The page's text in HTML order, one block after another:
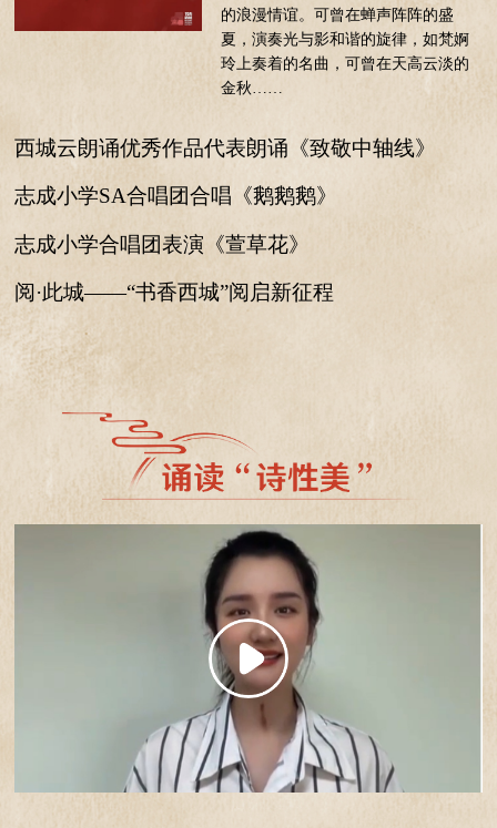
的浪漫情谊。可曾在蝉声阵阵的盛
夏，演奏光与影和谐的旋律，如梵婀
玲上奏着的名曲，可曾在天高云淡的
金秋……
西城云朗诵优秀作品代表朗诵《致敬中轴线》
志成小学SA合唱团合唱《鹅鹅鹅》
志成小学合唱团表演《萱草花》
阅·此城——“书香西城”阅启新征程